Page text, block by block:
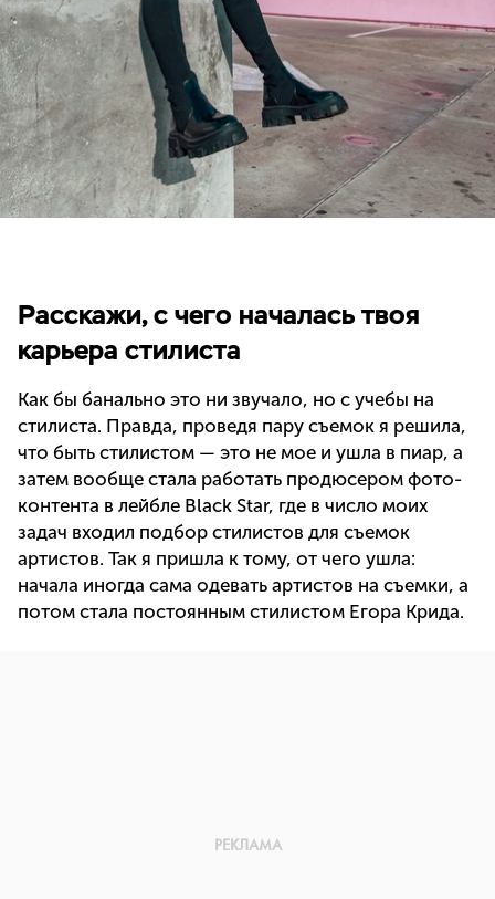
Расскажи, с чего началась твоя
карьера стилиста
Как бы банально это ни звучало, но с учебы на
стилиста. Правда, проведя пару съемок я решила,
что быть стилистом — это не мое и ушла в пиар, а
затем вообще стала работать продюсером фото-
контента в лейбле Black Star, где в число моих
задач входил подбор стилистов для съемок
артистов. Так я пришла к тому, от чего ушла:
начала иногда сама одевать артистов на съемки, а
потом стала постоянным стилистом Егора Крида.